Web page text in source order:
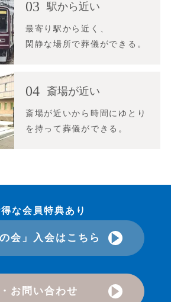
03 駅から近い
最寄り駅から近く、
閑静な場所で葬儀ができる。
04 斎場が近い
斎場が近いから時間にゆとり
を持って葬儀ができる。
得な会員特典あり
会」入会はこちら
お問い合わせ